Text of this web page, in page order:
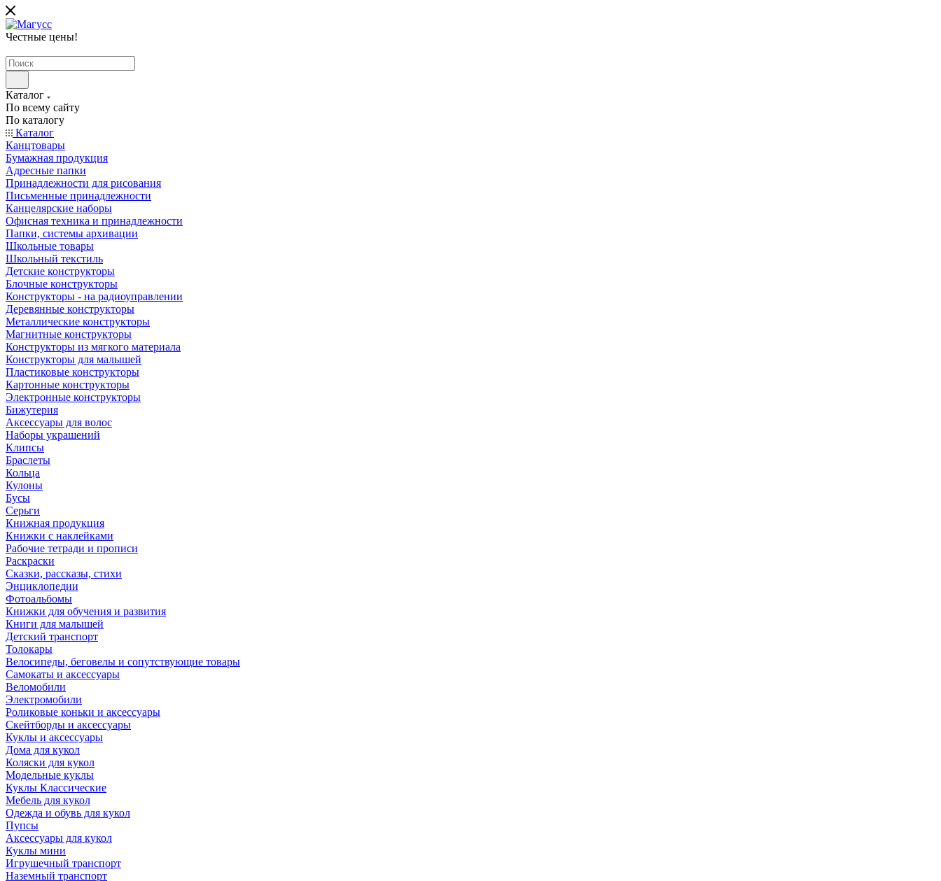
Честные цены!
Каталог
По всему сайту
По каталогу
Каталог
Канцтовары
Бумажная продукция
Адресные папки
Принадлежности для рисования
Письменные принадлежности
Канцелярские наборы
Офисная техника и принадлежности
Папки, системы архивации
Школьные товары
Школьный текстиль
Детские конструкторы
Блочные конструкторы
Конструкторы - на радиоуправлении
Деревянные конструкторы
Металлические конструкторы
Магнитные конструкторы
Конструкторы из мягкого материала
Конструкторы для малышей
Пластиковые конструкторы
Картонные конструкторы
Электронные конструкторы
Бижутерия
Аксессуары для волос
Наборы украшений
Клипсы
Браслеты
Кольца
Кулоны
Бусы
Серьги
Книжная продукция
Книжки с наклейками
Рабочие тетради и прописи
Раскраски
Сказки, рассказы, стихи
Энциклопедии
Фотоальбомы
Книжки для обучения и развития
Книги для малышей
Детский транспорт
Толокары
Велосипеды, беговелы и сопутствующие товары
Самокаты и аксессуары
Веломобили
Электромобили
Роликовые коньки и аксессуары
Скейтборды и аксессуары
Куклы и аксессуары
Дома для кукол
Коляски для кукол
Модельные куклы
Куклы Классические
Мебель для кукол
Одежда и обувь для кукол
Пупсы
Аксессуары для кукол
Куклы мини
Игрушечный транспорт
Наземный транспорт